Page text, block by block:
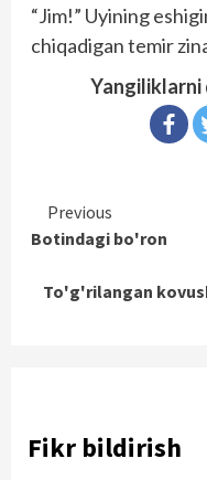
“Jim!” Uyining
chiqadigan temir
Continue
Reading
Previous
Botindagi bo'ron
To'g'rilangan
Fikr bildirish